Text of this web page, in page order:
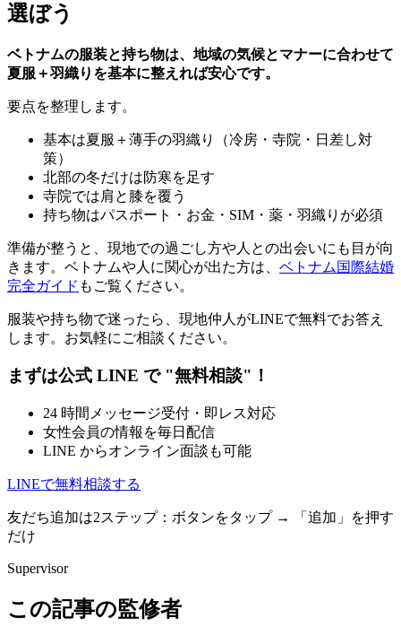
選ぼう
ベトナムの服装と持ち物は、地域の気候とマナーに合わせて
夏服＋羽織りを基本に整えれば安心です。
要点を整理します。
基本は夏服＋薄手の羽織り（冷房・寺院・日差し対
策）
北部の冬だけは防寒を足す
寺院では肩と膝を覆う
持ち物はパスポート・お金・SIM・薬・羽織りが必須
準備が整うと、現地での過ごし方や人との出会いにも目が向
きます。ベトナムや人に関心が出た方は、 ベトナム国際結婚
完全ガイド もご覧ください。
服装や持ち物で迷ったら、現地仲人がLINEで無料でお答え
します。お気軽にご相談ください。
まずは公式 LINE で "無料相談"！
24 時間メッセージ受付・即レス対応
女性会員の情報を毎日配信
LINE からオンライン面談も可能
LINEで無料相談する
友だち追加は2ステップ：ボタンをタップ → 「追加」を押す
だけ
Supervisor
この記事の監修者